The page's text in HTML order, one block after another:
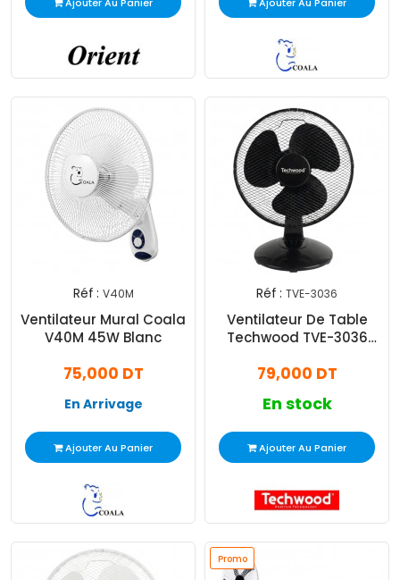
Ajouter Au Panier Ajouter Au Panier
Réf : V40M
Ventilateur Mural Coala
V40M 45W Blanc
75,000 DT
En Arrivage
Ajouter Au Panier
Réf : TVE-3036
Ventilateur De Table
Techwood TVE-3036
79,000 DT
En stock
Ajouter Au Panier
Promo